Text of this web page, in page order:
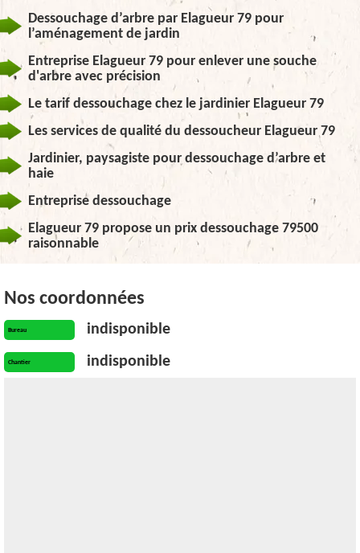
Dessouchage d’arbre par Elagueur 79 pour
l’aménagement de jardin
Entreprise Elagueur 79 pour enlever une souche
d'arbre avec précision
Le tarif dessouchage chez le jardinier Elagueur 79
Les services de qualité du dessoucheur Elagueur 79
Jardinier, paysagiste pour dessouchage d’arbre et
haie
Entreprise dessouchage
Elagueur 79 propose un prix dessouchage 79500
raisonnable
Nos coordonnées
Bureau indisponible
Chantier indisponible